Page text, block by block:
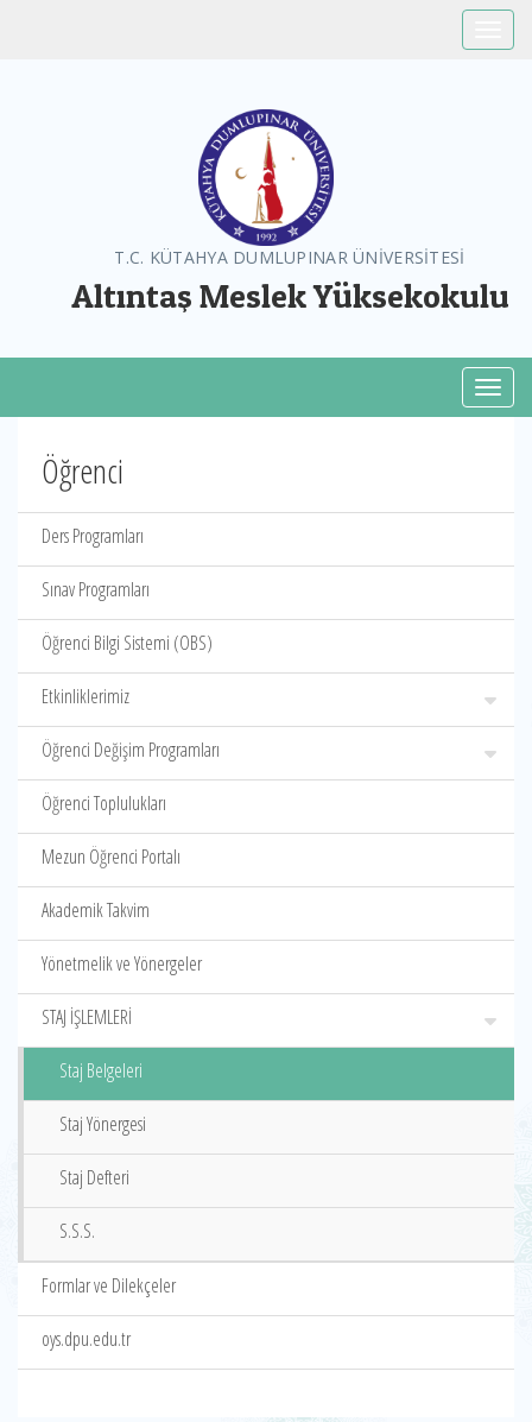
T.C. KÜTAHYA DUMLUPINAR ÜNİVERSİTESİ
Altıntaş Meslek Yüksekokulu
Öğrenci
Ders Programları
Sınav Programları
Öğrenci Bilgi Sistemi (OBS)
Etkinliklerimiz
Öğrenci Değişim Programları
Öğrenci Toplulukları
Mezun Öğrenci Portalı
Akademik Takvim
Yönetmelik ve Yönergeler
STAJ İŞLEMLERİ
Staj Belgeleri
Staj Yönergesi
Staj Defteri
S.S.S.
Formlar ve Dilekçeler
oys.dpu.edu.tr